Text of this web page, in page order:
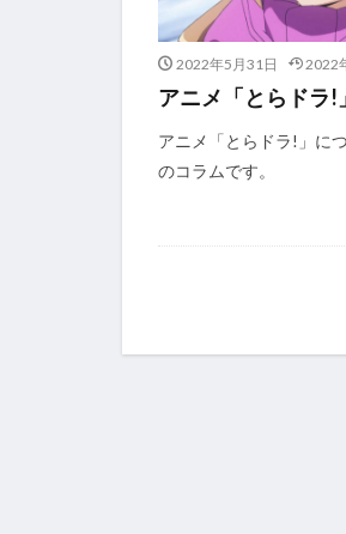
2022年5月31日 2022
アニメ「とらドラ!
アニメ「とらドラ!」に
のコラムです。